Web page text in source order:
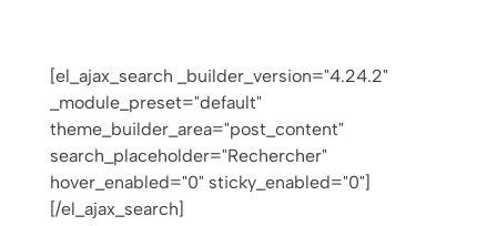
[el_ajax_search _builder_version="4.24.2"
_module_preset="default"
theme_builder_area="post_content"
search_placeholder="Rechercher"
hover_enabled="0" sticky_enabled="0"]
[/el_ajax_search]